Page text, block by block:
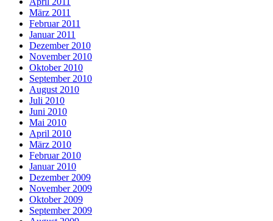
März 2011
Februar 2011
Januar 2011
Dezember 2010
November 2010
Oktober 2010
September 2010
August 2010
Juli 2010
Juni 2010
Mai 2010
April 2010
März 2010
Februar 2010
Januar 2010
Dezember 2009
November 2009
Oktober 2009
September 2009